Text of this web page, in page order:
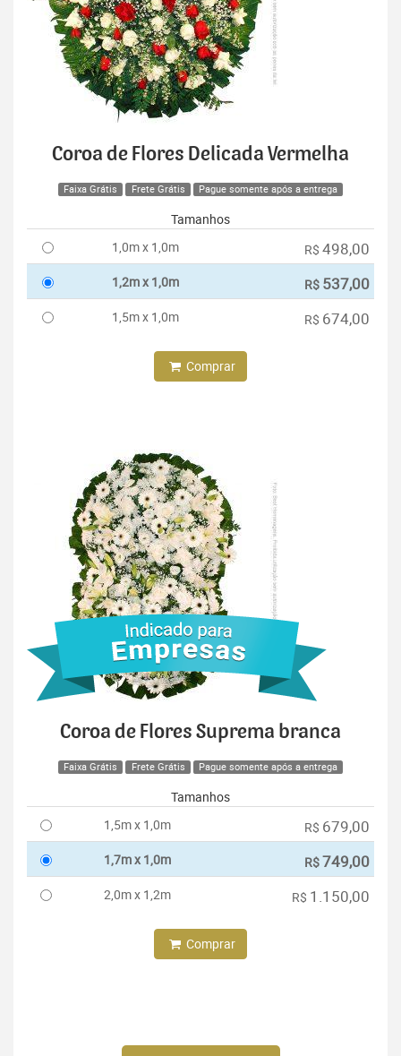
Coroa de Flores Delicada Vermelha
Faixa Grátis Frete Grátis Pague somente após a entrega
Tamanhos
1,0m x 1,0m
R$ 498,00
1,2m x 1,0m R$ 537,00
1,5m x 1,0m R$ 674,00
Comprar
Coroa de Flores Suprema branca
Faixa Grátis Frete Grátis Pague somente após a entrega
Tamanhos
1,5m x 1,0m
R$ 679,00
1,7m x 1,0m R$749,00
2,0m x 1,2m R$ 1.150,00
Comprar